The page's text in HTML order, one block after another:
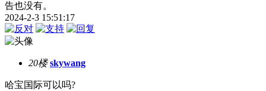
告也没有。
2024-2-3 15:51:17
20楼 skywang
哈宝国际可以吗?